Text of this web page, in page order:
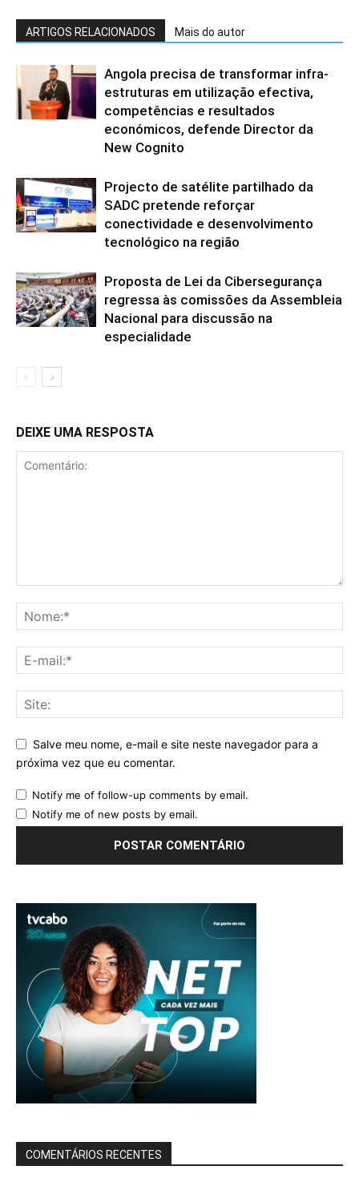
ARTIGOS RELACIONADOS Mais do autor
Angola precisa de transformar infra-
estruturas em utilização efectiva,
competências e resultados
económicos, defende Director da
New Cognito
Projecto de satélite partilhado da
SADC pretende reforçar
conectividade e desenvolvimento
tecnológico na região
Proposta de Lei da Cibersegurança
regressa às comissões da Assembleia
Nacional para discussão na
especialidade
DEIXE UMA RESPOSTA
Salve meu nome, e-mail e site neste navegador para a
próxima vez que eu comentar.
Notify me of follow-up comments by email.
Notify me of new posts by email.
COMENTÁRIOS RECENTES